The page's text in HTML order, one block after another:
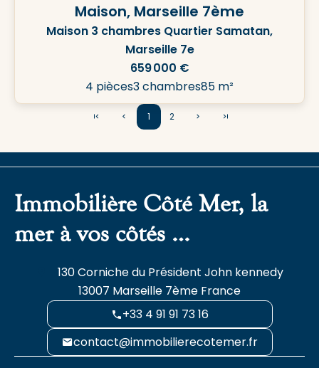
Maison, Marseille 7ème
Maison 3 chambres Quartier Samatan,
Marseille 7e
659 000 €
4 pièces3 chambres85 m²
1 2
Immobilière Côté Mer, la
mer à vos côtés …
130 Corniche du Président John kennedy
13007 Marseille 7ème France
+33 4 91 91 73 16
contact@immobilierecotemer.fr